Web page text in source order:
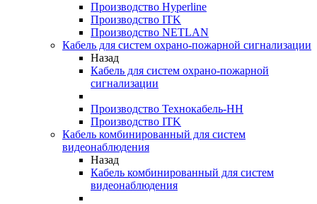
Производство Hyperline
Производство ITK
Производство NETLAN
Кабель для систем охрано-пожарной сигнализации
Назад
Кабель для систем охрано-пожарной
сигнализации
Производство Технокабель-НН
Производство ITK
Кабель комбинированный для систем
видеонаблюдения
Назад
Кабель комбинированный для систем
видеонаблюдения